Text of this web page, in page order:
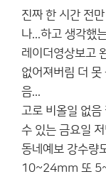
진짜 한 시간 전
나...하고 생각했
레이더영상보고
없어져버림 더 못
음...
고로 비올일 없음
수 있는 금요일
동네예보 강수량
10~24mm 또